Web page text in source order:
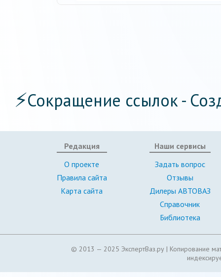
⚡Сокращение ссылок -
Редакция
О проекте
Правила сайта
Карта сайта
Наши сервисы
Задать вопрос
Отзывы
Дилеры АВТОВАЗ
Справочник
Библиотека
© 2013 — 2025 ЭкспертВаз.ру | Копирование